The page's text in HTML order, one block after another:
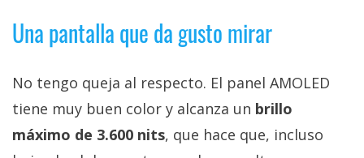
Una pantalla que da gusto mirar
No tengo queja al respecto. El panel AMOLED
tiene muy buen color y alcanza un brillo
máximo de 3.600 nits, que hace que, incluso